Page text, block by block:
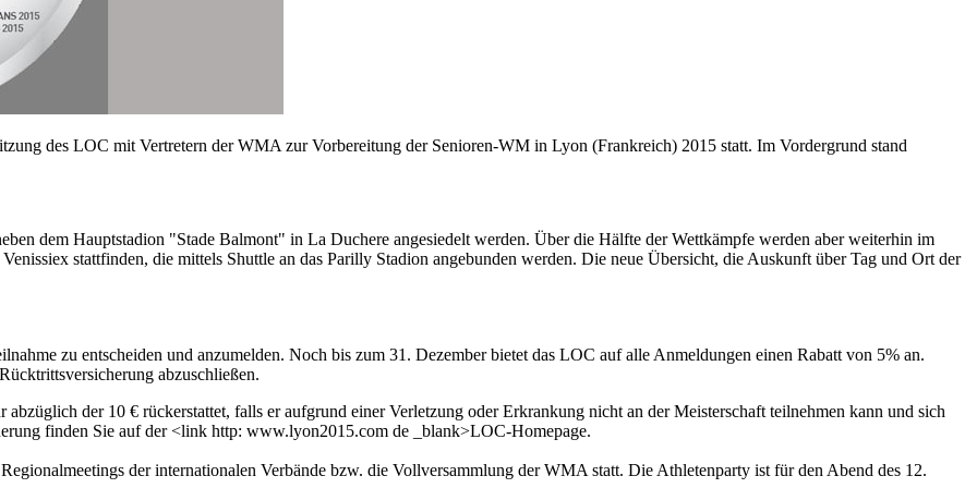
des LOC mit Vertretern der WMA zur Vorbereitung der Senioren-WM in Lyon (Frankreich) 2015 statt. Im Vordergrund stand
dem Hauptstadion "Stade Balmont" in La Duchere angesiedelt werden. Über die Hälfte der Wettkämpfe werden aber weiterhin im
stattfinden, die mittels Shuttle an das Parilly Stadion angebunden werden. Die neue Übersicht, die Auskunft über Tag und Ort der
zu entscheiden und anzumelden. Noch bis zum 31. Dezember bietet das LOC auf alle Anmeldungen einen Rabatt von 5% an.
abzuschließen.
der 10 € rückerstattet, falls er aufgrund einer Verletzung oder Erkrankung nicht an der Meisterschaft teilnehmen kann und sich
finden Sie auf der <link http: www.lyon2015.com de _blank>LOC-Homepage.
der internationalen Verbände bzw. die Vollversammlung der WMA statt. Die Athletenparty ist für den Abend des 12.